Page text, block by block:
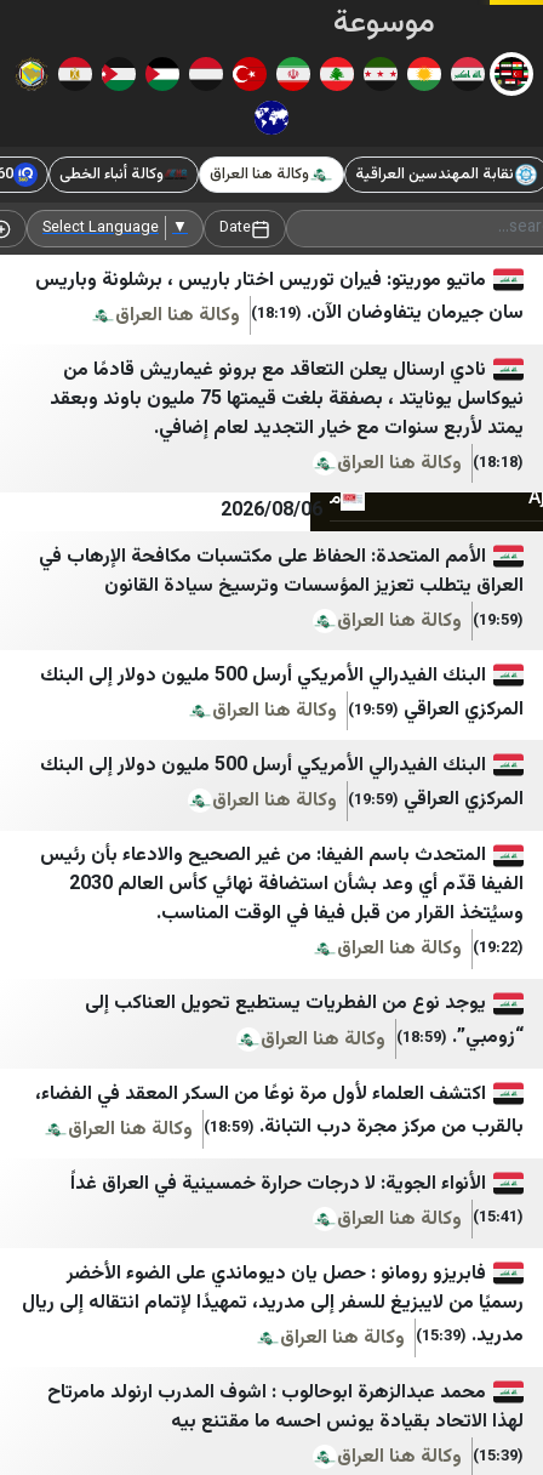
LBC
الوكالة الوطنية للإعلام
بتوقيت بيروت
سيدر نيوز
لبنان 23
لبنان 24
النشرة
مركز بيروت للاخبار
التيار الوطني الحر
المنار
الإعلام الحربي حزب الله
صوت بيروت إنترناشونال
وكالة أخبار اليوم
الأفضل نيوز
ZNN
IMLebanon
BelleBeirut
MTV
نداء الوطن
صحيفة الجمهورية لبنان
مستقبل ويب
صيدا اون لاين
Good-Press
الأحداث 24
جديدنا
ميغافون
وكالة أنباء آسيا
LibnaNews
ديمقراطية نيوز
Hürriyet Gazetecilik
Mezopotamya Ajansı
Mynet
NTV
NY Times
SOLTV
Türkiye Gazetesi
Türkiye Haber Ajansı
Yeni Şafak
Yurt Gazetesi
Bianet
يمن ديلي نيوز
الصحوة نت
المشهد اليمني
سهيل نت
نيوزيمن
الساحل الغربي
العين الثالثة
بلقيس
الرأي برس
وكالة خبر للأنباء
يمن شباب نت
أخبارالشرق
العراقية وكالة هنا العراق وكالة أنباء الخطى IQ360 زلزال
Select Language
Add Source
فيران توريس اختار باريس ، برشلونة وباريس
الآن. (18:19)
وكالة هنا العراق
يعلن التعاقد مع برونو غيماريش قادمًا من
نيوكاسل يونايتد ، بصفقة بلغت قيمتها 75 مليون باوند وبعقد
مع خيار التجديد لعام إضافي.
هنا العراق
2026/08/06
الحفاظ على مكتسبات مكافحة الإرهاب في
تعزيز المؤسسات وترسيخ سيادة القانون
هنا العراق
البنك الفيدرالي الأمريكي أرسل 500 مليون دولار إلى البنك
(19:59)
وكالة هنا العراق
البنك الفيدرالي الأمريكي أرسل 500 مليون دولار إلى البنك
(19:59)
وكالة هنا العراق
باسم الفيفا: من غير الصحيح والادعاء بأن رئيس
الفيفا قدّم أي وعد بشأن استضافة نهائي كأس العالم 2030
من قبل فيفا في الوقت المناسب.
هنا العراق
من الفطريات يستطيع تحويل العناكب إلى
وكالة هنا العراق
لأول مرة نوعًا من السكر المعقد في الفضاء،
مجرة درب التبانة. (18:59)
وكالة هنا العراق
لا درجات حرارة خمسينية في العراق غداً
هنا العراق
رومانو : حصل يان ديوماندي على الضوء الأخضر
للسفر إلى مدريد، تمهيدًا لإتمام انتقاله إلى ريال
وكالة هنا العراق
ابوحالوب : اشوف المدرب ارنولد مامرتاح
بقيادة يونس احسه ما مقتنع بيه
هنا العراق